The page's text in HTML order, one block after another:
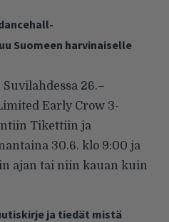
Suomeen harvinaiselle
26.–
Early Crow 3-
Tikettiin ja
30.6. klo 9:00 ja
ajan tai niin kauan kuin
ja tiedät mistä